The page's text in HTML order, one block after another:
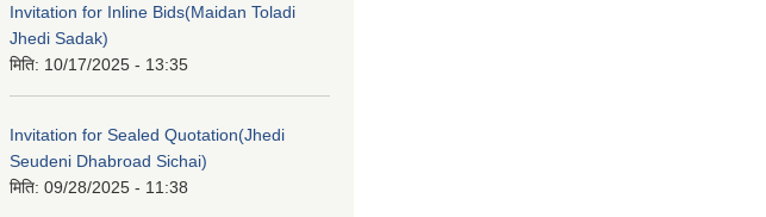
Invitation for Inline Bids(Maidan Toladi
Jhedi Sadak)
मिति: 10/17/2025 - 13:35
Invitation for Sealed Quotation(Jhedi
Seudeni Dhabroad Sichai)
मिति: 09/28/2025 - 11:38